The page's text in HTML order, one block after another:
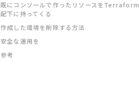
既にコンソールで作ったリソースをTerraform
配下に持ってくる
作成した環境を削除する方法
安全な運用を
参考